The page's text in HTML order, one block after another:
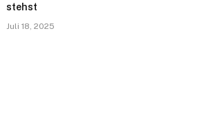
stehst
Juli 18, 2025